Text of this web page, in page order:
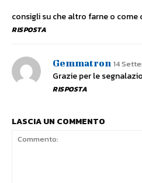
consigli su che altro farne o come
RISPOSTA
Gemmatron 14
Grazie per le
RISPOSTA
LASCIA UN COMMENTO